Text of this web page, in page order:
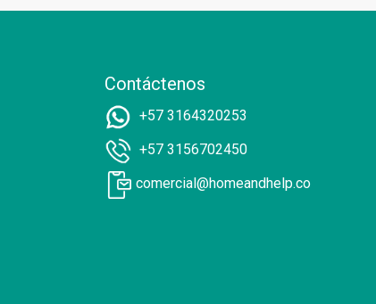
Contáctenos
+57 3164320253
+57 3156702450
comercial@homeandhelp.co